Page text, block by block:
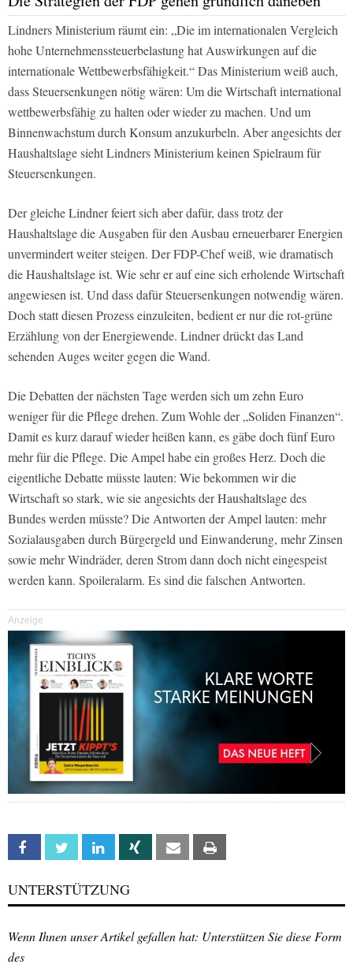
Lindners Ministerium räumt ein: „Die im internationalen Vergleich
hohe Unternehmenssteuerbelastung hat Auswirkungen auf die
internationale Wettbewerbsfähigkeit.“ Das Ministerium weiß auch,
dass Steuersenkungen nötig wären: Um die Wirtschaft international
wettbewerbsfähig zu halten oder wieder zu machen. Und um
Binnenwachstum durch Konsum anzukurbeln. Aber angesichts der
Haushaltslage sieht Lindners Ministerium keinen Spielraum für
Steuersenkungen.
Der gleiche Lindner feiert sich aber dafür, dass trotz der
Haushaltslage die Ausgaben für den Ausbau erneuerbarer Energien
unvermindert weiter steigen. Der FDP-Chef weiß, wie dramatisch
die Haushaltslage ist. Wie sehr er auf eine sich erholende Wirtschaft
angewiesen ist. Und dass dafür Steuersenkungen notwendig wären.
Doch statt diesen Prozess einzuleiten, bedient er nur die rot-grüne
Erzählung von der Energiewende. Lindner drückt das Land
sehenden Auges weiter gegen die Wand.
Die Debatten der nächsten Tage werden sich um zehn Euro
weniger für die Pflege drehen. Zum Wohle der „Soliden Finanzen“.
Damit es kurz darauf wieder heißen kann, es gäbe doch fünf Euro
mehr für die Pflege. Die Ampel habe ein großes Herz. Doch die
eigentliche Debatte müsste lauten: Wie bekommen wir die
Wirtschaft so stark, wie sie angesichts der Haushaltslage des
Bundes werden müsste? Die Antworten der Ampel lauten: mehr
Sozialausgaben durch Bürgergeld und Einwanderung, mehr Zinsen
sowie mehr Windräder, deren Strom dann doch nicht eingespeist
werden kann. Spoileralarm. Es sind die falschen Antworten.
Anzeige
Facebook Twitter Linkedin Xing Email
UNTERSTÜTZUNG
Wenn Ihnen unser Artikel gefallen hat: Unterstützen Sie diese Form
des